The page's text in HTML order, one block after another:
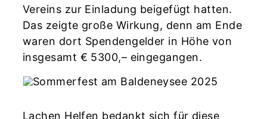
Vereins zur Einladung beigefügt hatten.
Das zeigte große Wirkung, denn am Ende
waren dort Spendengelder in Höhe von
insgesamt € 5300,– eingegangen.
Lachen Helfen bedankt sich für diese